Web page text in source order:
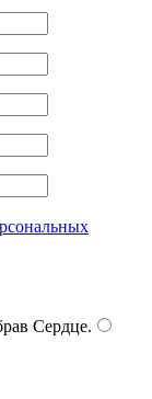
Сердце.